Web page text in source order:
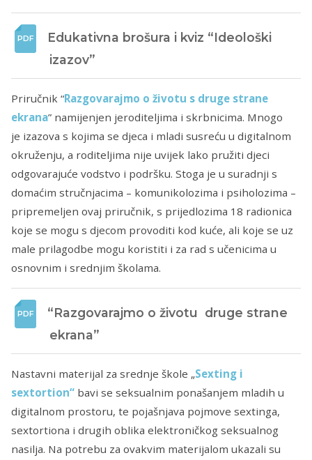
Edukativna brošura i kviz “Ideološki
izazov”
Priručnik “Razgovarajmo o životu s druge strane
ekrana” namijenjen jeroditeljima i skrbnicima. Mnogo
je izazova s kojima se djeca i mladi susreću u digitalnom
okruženju, a roditeljima nije uvijek lako pružiti djeci
odgovarajuće vodstvo i podršku. Stoga je u suradnji s
domaćim stručnjacima – komunikolozima i psiholozima –
pripremeljen ovaj priručnik, s prijedlozima 18 radionica
koje se mogu s djecom provoditi kod kuće, ali koje se uz
male prilagodbe mogu koristiti i za rad s učenicima u
osnovnim i srednjim školama.
“Razgovarajmo o životu  druge strane
ekrana”
Nastavni materijal za srednje škole „Sexting i
sextortion“ bavi se seksualnim ponašanjem mladih u
digitalnom prostoru, te pojašnjava pojmove sextinga,
sextortiona i drugih oblika elektroničkog seksualnog
nasilja. Na potrebu za ovakvim materijalom ukazali su